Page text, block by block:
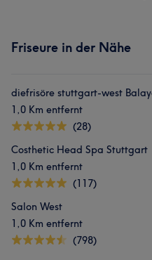
Friseure in der Nähe
1,0 Km entfernt
(28)
Costhetic Head Spa Stuttgart
1,0 Km entfernt
(117)
Salon West
1,0 Km entfernt
(798)